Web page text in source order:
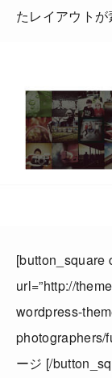
たレイアウトが
[button_square
url=”http://
wordpress-
photographers/
ージ [/